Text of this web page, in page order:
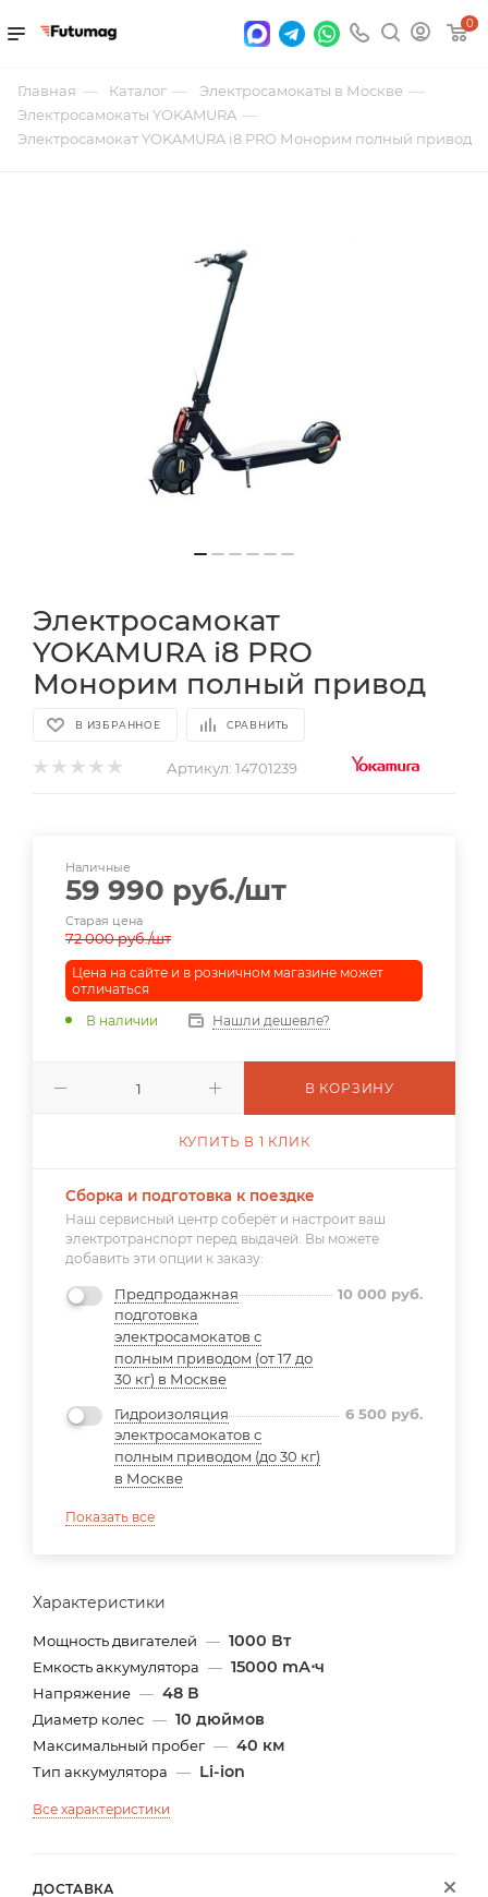
0
Главная — Каталог — Электросамокаты в Москве —
Электросамокаты YOKAMURA —
Электросамокат YOKAMURA i8 PRO Монорим полный привод
Электросамокат
YOKAMURA i8 PRO
Монорим полный привод
В ИЗБРАННОЕ СРАВНИТЬ
Артикул: 14701239
Характеристики
Мощность двигателей — 1000 Вт
Емкость аккумулятора — 15000 mА⋅ч
Напряжение — 48 В
Диаметр колес — 10 дюймов
Максимальный пробег — 40 км
Тип аккумулятора — Li-ion
Все характеристики
ДОСТАВКА
Наличные
59 990 руб./шт
Старая цена
72 000руб./шт
Цена на сайте и в розничном магазине может
отличаться
В наличии
Нашли дешевле?
В КОРЗИНУ
КУПИТЬ В 1 КЛИК
Сборка и подготовка к поездке
Наш сервисный центр соберёт и настроит ваш
электротранспорт перед выдачей. Вы можете
добавить эти опции к заказу:
Предпродажная
подготовка
электросамокатов с
полным приводом (от 17 до
30 кг) в Москве
10 000 руб.
Гидроизоляция
электросамокатов с
полным приводом (до 30 кг)
в Москве
6 500 руб.
Показать все